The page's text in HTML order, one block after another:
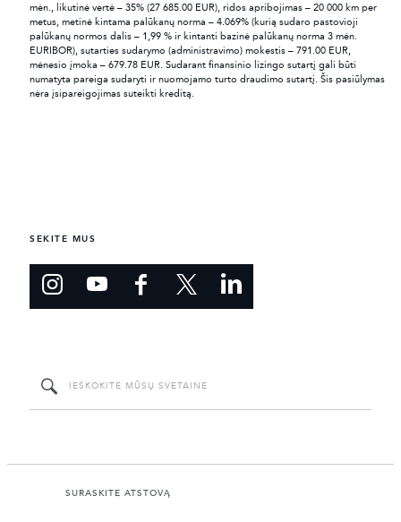
mėn., likutinė vertė – 35% (27 685.00 EUR), ridos apribojimas – 20 000 km per
metus, metinė kintama palūkanų norma – 4.069% (kurią sudaro pastovioji
palūkanų normos dalis – 1,99 % ir kintanti bazinė palūkanų norma 3 mėn.
EURIBOR), sutarties sudarymo (administravimo) mokestis – 791.00 EUR,
mėnesio įmoka – 679.78 EUR. Sudarant finansinio lizingo sutartį gali būti
numatyta pareiga sudaryti ir nuomojamo turto draudimo sutartį. Šis pasiūlymas
nėra įsipareigojimas suteikti kreditą.
SEKITE MUS
SURASKITE ATSTOVĄ